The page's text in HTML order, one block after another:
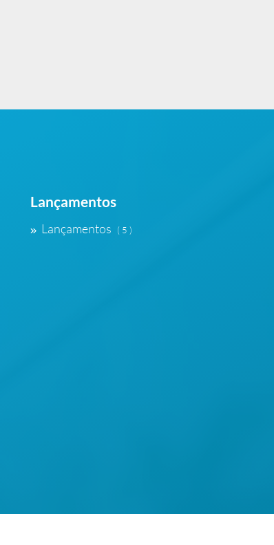
Lançamentos
Lançamentos ( 5 )